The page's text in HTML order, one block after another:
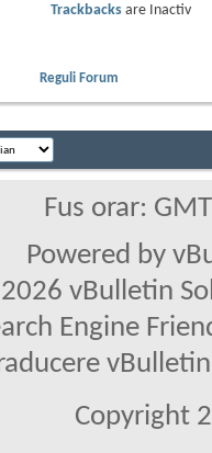
Trackbacksare
Inactiv
Reguli Forum
Fus orar:
Powered by
vBulletin
Engine
Copyright